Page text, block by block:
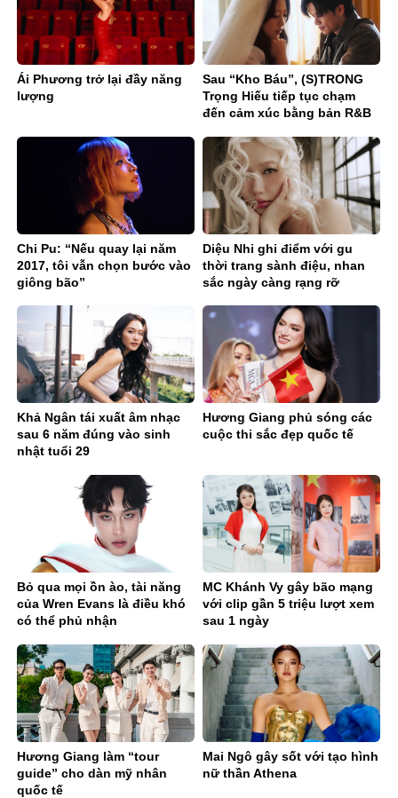
Ái Phương trở lại đầy năng
lượng
Sau “Kho Báu”, (S)TRONG
Trọng Hiếu tiếp tục chạm
đến cảm xúc bằng bản R&B
Chi Pu: “Nếu quay lại năm
2017, tôi vẫn chọn bước vào
giông bão”
Diệu Nhi ghi điểm với gu
thời trang sành điệu, nhan
sắc ngày càng rạng rỡ
Khả Ngân tái xuất âm nhạc
sau 6 năm đúng vào sinh
nhật tuổi 29
Hương Giang phủ sóng các
cuộc thi sắc đẹp quốc tế
Bỏ qua mọi ồn ào, tài năng
của Wren Evans là điều khó
có thể phủ nhận
MC Khánh Vy gây bão mạng
với clip gần 5 triệu lượt xem
sau 1 ngày
Hương Giang làm “tour
guide” cho dàn mỹ nhân
quốc tế
Mai Ngô gây sốt với tạo hình
nữ thần Athena